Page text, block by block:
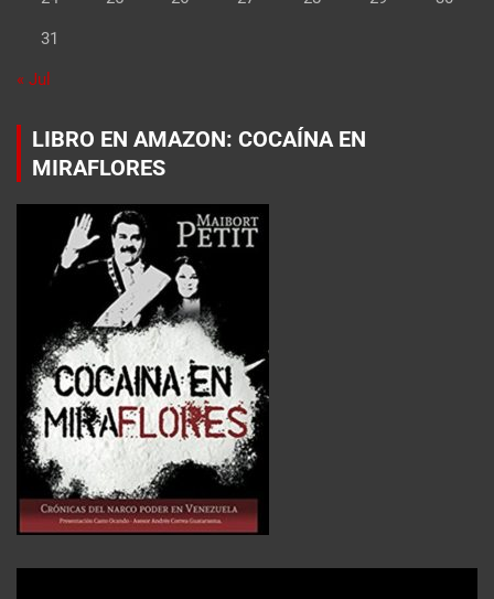
31
« Jul
LIBRO EN AMAZON: COCAÍNA EN
MIRAFLORES